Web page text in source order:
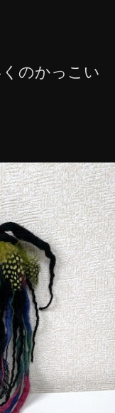
のかっこい